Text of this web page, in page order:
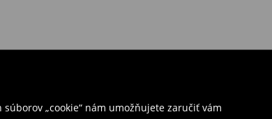
„cookie“ nám umožňujete zaručiť vám